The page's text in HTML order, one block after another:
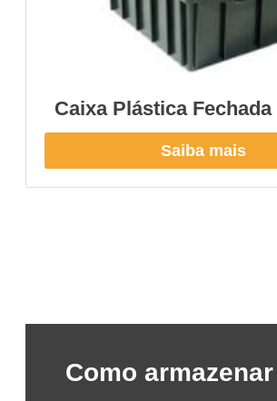
Caixa Plástica
Saiba mais
Como